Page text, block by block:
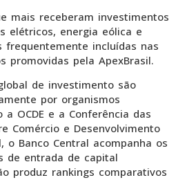
mais receberam investimentos
elétricos, energia eólica e
frequentemente incluídas nas
promovidas pela ApexBrasil.
de investimento são
por organismos
OCDE e a Conferência das
Comércio e Desenvolvimento
o Banco Central acompanha os
de entrada de capital
produz rankings comparativos